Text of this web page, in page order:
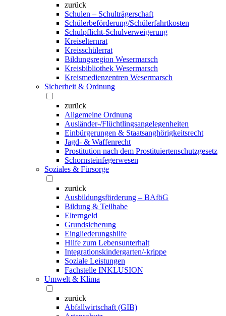
zurück
Schulen – Schulträgerschaft
Schülerbeförderung/Schülerfahrtkosten
Schulpflicht-Schulverweigerung
Kreiselternrat
Kreisschülerrat
Bildungsregion Wesermarsch
Kreisbibliothek Wesermarsch
Kreismedienzentren Wesermarsch
Sicherheit & Ordnung
zurück
Allgemeine Ordnung
Ausländer-/Flüchtlingsangelegenheiten
Einbürgerungen & Staatsanghörigkeitsrecht
Jagd- & Waffenrecht
Prostitution nach dem Prostituiertenschutzgesetz
Schornsteinfegerwesen
Soziales & Fürsorge
zurück
Ausbildungsförderung – BAföG
Bildung & Teilhabe
Elterngeld
Grundsicherung
Eingliederungshilfe
Hilfe zum Lebensunterhalt
Integrationskindergarten/-krippe
Soziale Leistungen
Fachstelle INKLUSION
Umwelt & Klima
zurück
Abfallwirtschaft (GIB)